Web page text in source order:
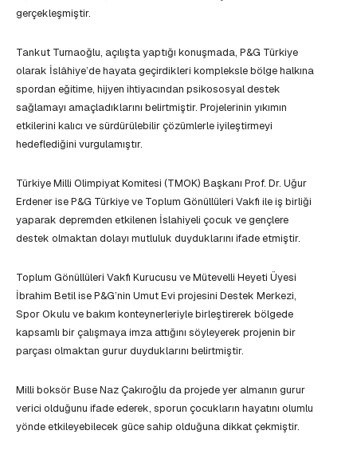
gerçekleşmiştir.
Tankut Turnaoğlu, açılışta yaptığı konuşmada, P&G Türkiye
olarak İslâhiye’de hayata geçirdikleri kompleksle bölge halkına
spordan eğitime, hijyen ihtiyacından psikososyal destek
sağlamayı amaçladıklarını belirtmiştir. Projelerinin yıkımın
etkilerini kalıcı ve sürdürülebilir çözümlerle iyileştirmeyi
hedeflediğini vurgulamıştır.
Türkiye Milli Olimpiyat Komitesi (TMOK) Başkanı Prof. Dr. Uğur
Erdener ise P&G Türkiye ve Toplum Gönüllüleri Vakfı ile iş birliği
yaparak depremden etkilenen İslahiyeli çocuk ve gençlere
destek olmaktan dolayı mutluluk duyduklarını ifade etmiştir.
Toplum Gönüllüleri Vakfı Kurucusu ve Mütevelli Heyeti Üyesi
İbrahim Betil ise P&G’nin Umut Evi projesini Destek Merkezi,
Spor Okulu ve bakım konteynerleriyle birleştirerek bölgede
kapsamlı bir çalışmaya imza attığını söyleyerek projenin bir
parçası olmaktan gurur duyduklarını belirtmiştir.
Milli boksör Buse Naz Çakıroğlu da projede yer almanın gurur
verici olduğunu ifade ederek, sporun çocukların hayatını olumlu
yönde etkileyebilecek güce sahip olduğuna dikkat çekmiştir.